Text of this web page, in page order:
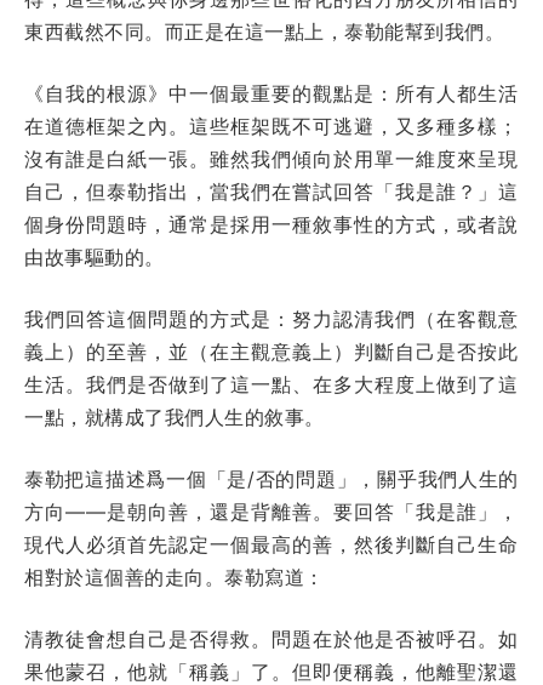
東西截然不同。而正是在這一點上，泰勒能幫到我們。
《自我的根源》中一個最重要的觀點是：所有人都生活
在道德框架之內。這些框架既不可逃避，又多種多樣；
沒有誰是白紙一張。雖然我們傾向於用單一維度來呈現
自己，但泰勒指出，當我們在嘗試回答「我是誰？」這
個身份問題時，通常是採用一種敘事性的方式，或者說
由故事驅動的。
我們回答這個問題的方式是：努力認清我們（在客觀意
義上）的至善，並（在主觀意義上）判斷自己是否按此
生活。我們是否做到了這一點、在多大程度上做到了這
一點，就構成了我們人生的敘事。
泰勒把這描述爲一個「是/否的問題」，關乎我們人生的
方向——是朝向善，還是背離善。要回答「我是誰」，
現代人必須首先認定一個最高的善，然後判斷自己生命
相對於這個善的走向。泰勒寫道：
清教徒會想自己是否得救。問題在於他是否被呼召。如
果他蒙召，他就「稱義」了。但即便稱義，他離聖潔還